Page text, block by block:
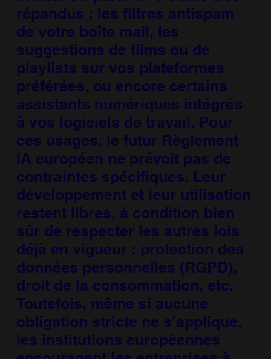
répandus : les filtres antispam
de votre boîte mail, les
suggestions de films ou de
playlists sur vos plateformes
préférées, ou encore certains
assistants numériques intégrés
à vos logiciels de travail. Pour
ces usages, le futur Règlement
IA européen ne prévoit pas de
contraintes spécifiques. Leur
développement et leur utilisation
restent libres, à condition bien
sûr de respecter les autres lois
déjà en vigueur : protection des
données personnelles (RGPD),
droit de la consommation, etc.
Toutefois, même si aucune
obligation stricte ne s’applique,
les institutions européennes